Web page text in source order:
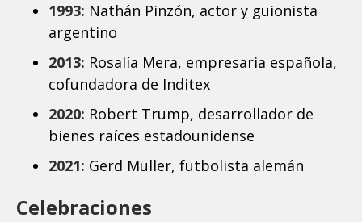
1993: Nathán Pinzón, actor y guionista
argentino
2013: Rosalía Mera, empresaria española,
cofundadora de Inditex
2020: Robert Trump, desarrollador de
bienes raíces estadounidense
2021: Gerd Müller, futbolista alemán
Celebraciones